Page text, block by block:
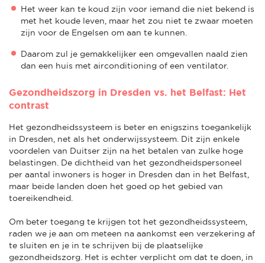
Het weer kan te koud zijn voor iemand die niet bekend is
met het koude leven, maar het zou niet te zwaar moeten
zijn voor de Engelsen om aan te kunnen.
Daarom zul je gemakkelijker een omgevallen naald zien
dan een huis met airconditioning of een ventilator.
Gezondheidszorg in Dresden vs. het Belfast: Het
contrast
Het gezondheidssysteem is beter en enigszins toegankelijk
in Dresden, net als het onderwijssysteem. Dit zijn enkele
voordelen van Duitser zijn na het betalen van zulke hoge
belastingen. De dichtheid van het gezondheidspersoneel
per aantal inwoners is hoger in Dresden dan in het Belfast,
maar beide landen doen het goed op het gebied van
toereikendheid.
Om beter toegang te krijgen tot het gezondheidssysteem,
raden we je aan om meteen na aankomst een verzekering af
te sluiten en je in te schrijven bij de plaatselijke
gezondheidszorg. Het is echter verplicht om dat te doen, in